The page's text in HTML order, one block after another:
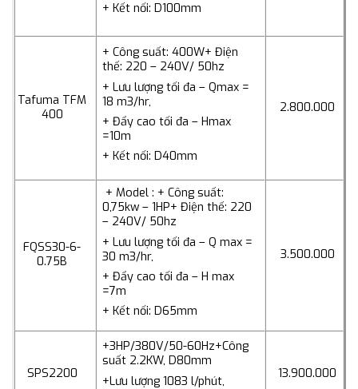
+ Kết nối: D100mm
Tafuma TFM
400
+ Công suất: 400W+ Điện
thế: 220 – 240V/ 50hz
+ Lưu lượng tối đa – Qmax =
18 m3/hr,
+ Đẩy cao tối đa – Hmax
=10m
+ Kết nối: D40mm
2.800.000
FQSS30-6-
0.75B
+ Model : + Công suất:
0,75kw – 1HP+ Điện thế: 220
– 240V/ 50hz
+ Lưu lượng tối đa – Q max =
30 m3/hr,
+ Đẩy cao tối đa – H max
=7m
+ Kết nối: D65mm
3.500.000
SPS2200
+3HP/380V/50-60Hz+Công
suất 2.2KW, D80mm
+Lưu lượng 1083 l/phút,
13.900.000